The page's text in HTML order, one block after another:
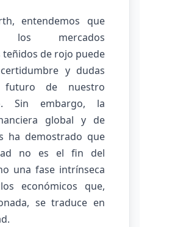
entendemos que
los mercados
de rojo puede
y dudas
de nuestro
Sin embargo, la
global y de
ha demostrado que
no es el fin del
una fase intrínseca
económicos que,
se traduce en